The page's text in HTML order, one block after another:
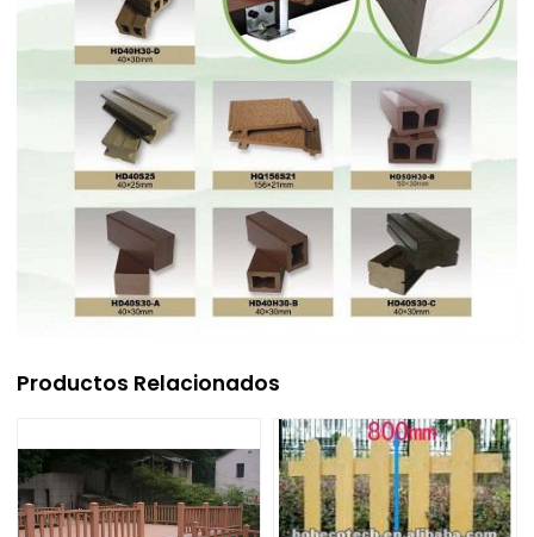
Productos Relacionados